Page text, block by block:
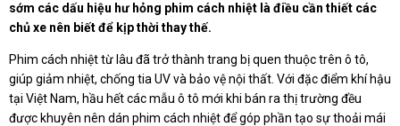
sớm các dấu hiệu hư hỏng phim cách nhiệt là điều cần thiết các
chủ xe nên biết để kịp thời thay thế.
Phim cách nhiệt từ lâu đã trở thành trang bị quen thuộc trên ô tô,
giúp giảm nhiệt, chống tia UV và bảo vệ nội thất. Với đặc điểm khí hậu
tại Việt Nam, hầu hết các mẫu ô tô mới khi bán ra thị trường đều
được khuyên nên dán phim cách nhiệt để góp phần tạo sự thoải mái